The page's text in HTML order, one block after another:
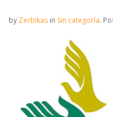
by Zerbikas in Sin categoría.